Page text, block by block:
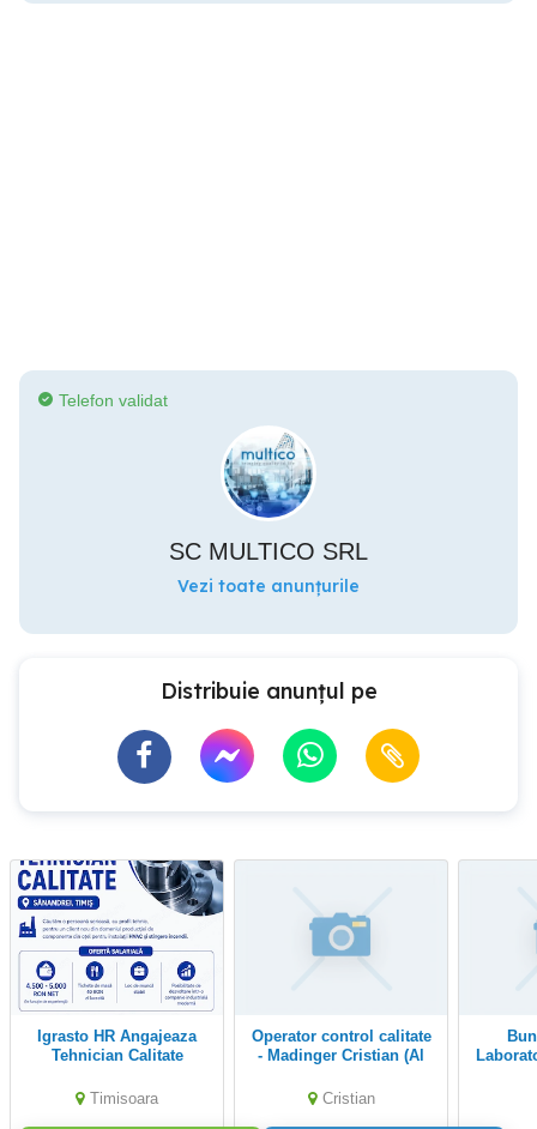
Telefon validat
SC MULTICO SRL
Vezi toate anunțurile
Distribuie anunțul pe
Igrasto HR Angajeaza
Tehnician Calitate
Timisoara
Operator control calitate
- Madinger Cristian (Al
Transport inclus)
Cristian
Bunge: Asistent